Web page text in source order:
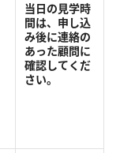
当日の見学時
間は、申し込
み後に連絡の
あった顧問に
確認してくだ
さい。